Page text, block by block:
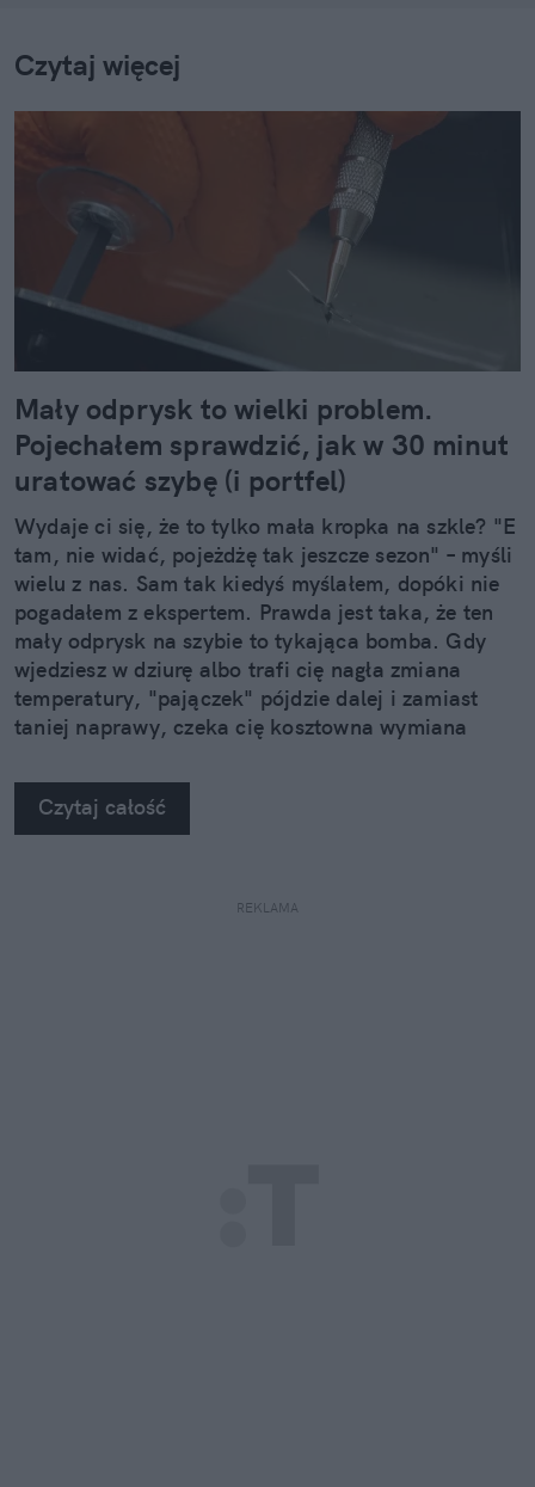
Czytaj więcej
Mały odprysk to wielki problem.
Pojechałem sprawdzić, jak w 30 minut
uratować szybę (i portfel)
Wydaje ci się, że to tylko mała kropka na szkle? "E
tam, nie widać, pojeżdżę tak jeszcze sezon" – myśli
wielu z nas. Sam tak kiedyś myślałem, dopóki nie
pogadałem z ekspertem. Prawda jest taka, że ten
mały odprysk na szybie to tykająca bomba. Gdy
wjedziesz w dziurę albo trafi cię nagła zmiana
temperatury, "pajączek" pójdzie dalej i zamiast
taniej naprawy, czeka cię kosztowna wymiana
na własne oczy zobaczyć, jak profesjonaliści radzą
sobie z takimi uszkodzeniami.
Czytaj całość
REKLAMA